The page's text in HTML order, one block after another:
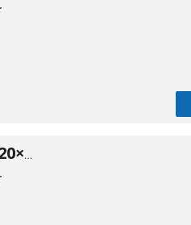
Gummimåtte 120×80cm